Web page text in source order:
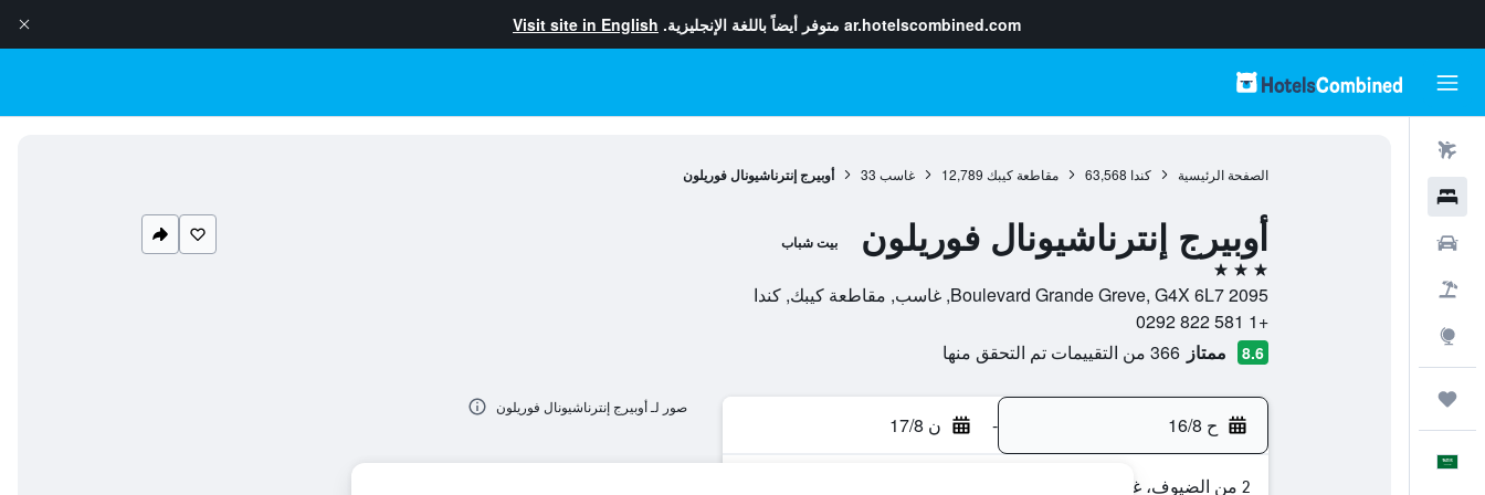
ar.hotelscombined.com متوفر أيضاً باللغة الإنجليزية. Visit site in English
الصفحة الرئيسية كندا 63,568 مقاطعة كيبك 12,789 غاسب 33 أوبيرج إنترناشيونال فوريلون
أوبيرج إنترناشيونال فوريلون بيت شباب
3 نجوم
2095 Boulevard Grande Greve, G4X 6L7, غاسب, مقاطعة كيبك, كندا
+1 581 822 0292
8.6 ممتاز 366 من التقييمات تم التحقق منها
ح 16/8 - ن 17/8
2 من الضيوف، غرفة واحدة
صور لـ أوبيرج إنترناشيونال فوريلون